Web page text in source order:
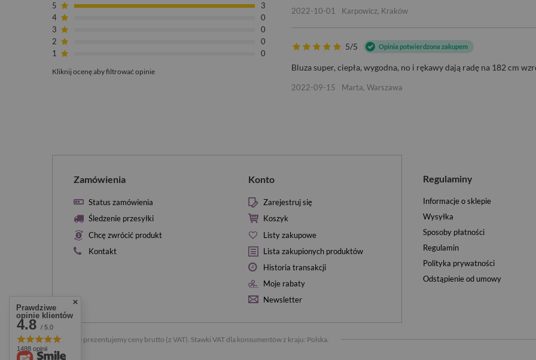
5
3
4
0
3
0
2
0
1
0
Kliknij ocenę aby filtrować opinie
2022-10-01 Karpowicz, Kraków
5/5 Opinia potwierdzona zakupem
Bluza super, ciepła, wygodna, no i rękawy dają radę na 182 cm
2022-09-15 Marta, Warszawa
Zamówienia
Status zamówienia
Śledzenie przesyłki
Chcę zwrócić produkt
Kontakt
Konto
Zarejestruj się
Koszyk
Listy zakupowe
Lista zakupionych produktów
Historia transakcji
Moje rabaty
Newsletter
Regulaminy
Informacje o sklepie
Wysyłka
Sposoby płatności
Regulamin
Polityka prywatności
Odstąpienie od umowy
W sklepie prezentujemy ceny brutto (z VAT). Stawki VAT dla konsumentów z kraju: Polska
Prawdziwe
opinie klientów
4.8 / 5.0
1488 opinii